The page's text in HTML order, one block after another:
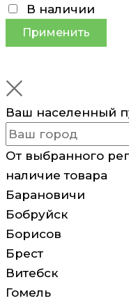
В наличии
Применить
Ваш населенный
От выбранного
наличие товара
Барановичи
Бобруйск
Борисов
Брест
Витебск
Гомель